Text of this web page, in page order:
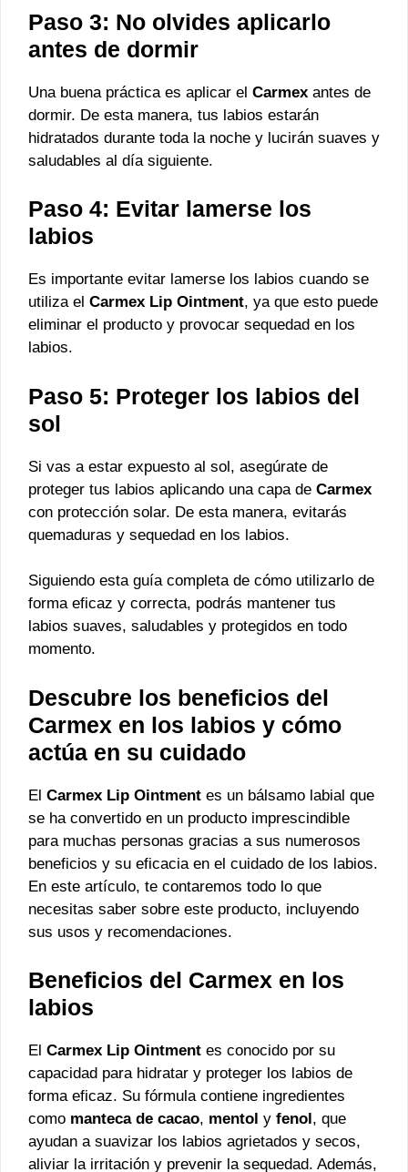
Paso 3: No olvides aplicarlo
antes de dormir
Una buena práctica es aplicar el Carmex antes de
dormir. De esta manera, tus labios estarán
hidratados durante toda la noche y lucirán suaves y
saludables al día siguiente.
Paso 4: Evitar lamerse los
labios
Es importante evitar lamerse los labios cuando se
utiliza el Carmex Lip Ointment, ya que esto puede
eliminar el producto y provocar sequedad en los
labios.
Paso 5: Proteger los labios del
sol
Si vas a estar expuesto al sol, asegúrate de
proteger tus labios aplicando una capa de Carmex
con protección solar. De esta manera, evitarás
quemaduras y sequedad en los labios.
Siguiendo esta guía completa de cómo utilizarlo de
forma eficaz y correcta, podrás mantener tus
labios suaves, saludables y protegidos en todo
momento.
Descubre los beneficios del
Carmex en los labios y cómo
actúa en su cuidado
El Carmex Lip Ointment es un bálsamo labial que
se ha convertido en un producto imprescindible
para muchas personas gracias a sus numerosos
beneficios y su eficacia en el cuidado de los labios.
En este artículo, te contaremos todo lo que
necesitas saber sobre este producto, incluyendo
sus usos y recomendaciones.
Beneficios del Carmex en los
labios
El Carmex Lip Ointment es conocido por su
capacidad para hidratar y proteger los labios de
forma eficaz. Su fórmula contiene ingredientes
como manteca de cacao, mentol y fenol, que
ayudan a suavizar los labios agrietados y secos,
aliviar la irritación y prevenir la sequedad. Además,